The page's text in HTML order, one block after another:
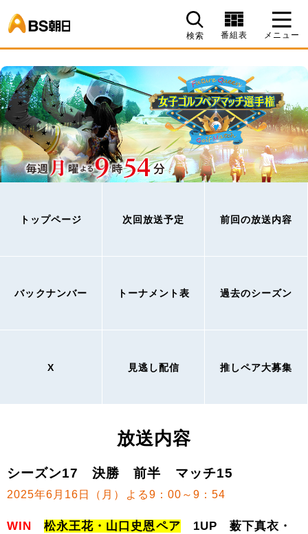
検索 番組表 メニュー
トップページ 次回放送予定 前回の放送内容
バックナンバー トーナメント表 過去のシーズン
X 見逃し配信 推しペア大募集
放送内容
シーズン17 決勝 前半 マッチ15
2025年6月16日（月）よる9：00～9：54
WIN 松永王花・山口史恩ペア 1UP 薮下真衣・